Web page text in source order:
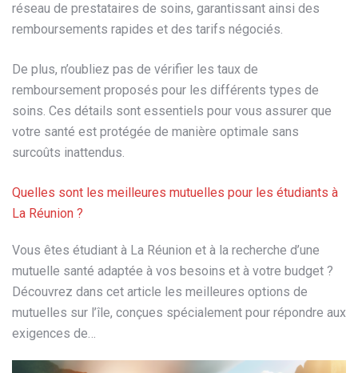
réseau de prestataires de soins, garantissant ainsi des
remboursements rapides et des tarifs négociés.
De plus, n’oubliez pas de vérifier les taux de
remboursement proposés pour les différents types de
soins. Ces détails sont essentiels pour vous assurer que
votre santé est protégée de manière optimale sans
surcoûts inattendus.
Quelles sont les meilleures mutuelles pour les étudiants à
La Réunion ?
Vous êtes étudiant à La Réunion et à la recherche d’une
mutuelle santé adaptée à vos besoins et à votre budget ?
Découvrez dans cet article les meilleures options de
mutuelles sur l’île, conçues spécialement pour répondre aux
exigences de…